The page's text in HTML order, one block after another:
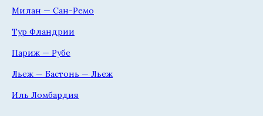
Милан — Сан-Ремо
Тур Фландрии
Париж — Рубе
Льеж — Бастонь — Льеж
Иль Ломбардия